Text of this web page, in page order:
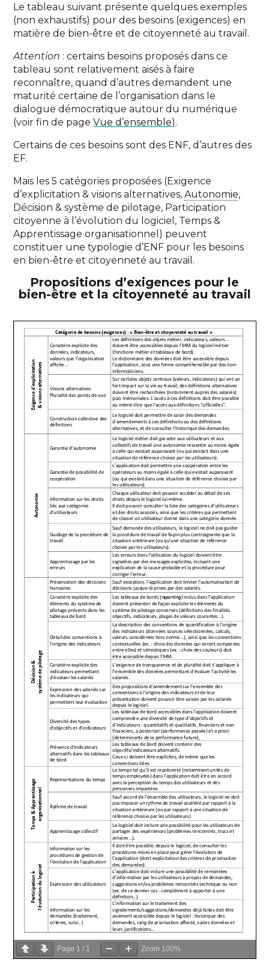
Le tableau suivant présente quelques exemples
(non exhaustifs) pour des besoins (exigences) en
matière de bien-être et de citoyenneté au travail.
Attention : certains besoins proposés dans ce
tableau sont relativement aisés à faire
reconnaître, quand d’autres demandent une
maturité certaine de l’organisation dans le
dialogue démocratique autour du numérique
(voir fin de pageVue d’ensemble).​
Certains de ces besoins sont des ENF, d’autres des
EF.
Mais les 5 catégories proposées (Exigence
d’explicitation & visions alternatives,Autonomie,
Décision & système de pilotage, Participation
citoyenne à l’évolution du logiciel, Temps &
Apprentissage organisationnel) peuvent
constituer une typologie d’ENF pour les besoins
en bien-être et citoyenneté au travail.
Propositions d’exigences pour le
bien-être et la citoyenneté au travail
Page 1 / 1 Zoom 100%